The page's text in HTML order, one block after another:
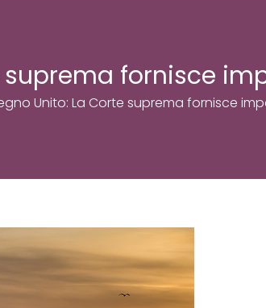
suprema fornisce
Unito: La Corte suprema fornisce